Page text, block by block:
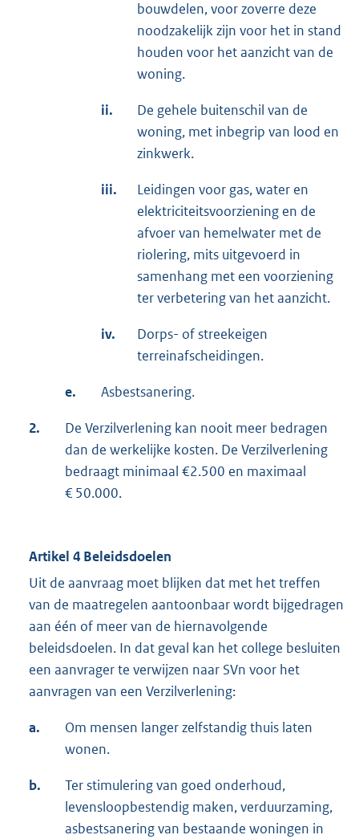
bouwdelen, voor zoverre deze
noodzakelijk zijn voor het in stand
houden voor het aanzicht van de
woning.
ii.
De gehele buitenschil van de
woning, met inbegrip van lood en
zinkwerk.
iii.
Leidingen voor gas, water en
elektriciteitsvoorziening en de
afvoer van hemelwater met de
riolering, mits uitgevoerd in
samenhang met een voorziening
ter verbetering van het aanzicht.
iv.
Dorps- of streekeigen
terreinafscheidingen.
e. Asbestsanering.
2.
De Verzilverlening kan nooit meer bedragen
dan de werkelijke kosten. De Verzilverlening
bedraagt minimaal €2.500 en maximaal
€ 50.000.
Artikel 4 Beleidsdoelen
Uit de aanvraag moet blijken dat met het treffen
van de maatregelen aantoonbaar wordt bijgedragen
aan één of meer van de hiernavolgende
beleidsdoelen. In dat geval kan het college besluiten
een aanvrager te verwijzen naar SVn voor het
aanvragen van een Verzilverlening:
a.
Om mensen langer zelfstandig thuis laten
wonen.
b.
Ter stimulering van goed onderhoud,
levensloopbestendig maken, verduurzaming,
asbestsanering van bestaande woningen in